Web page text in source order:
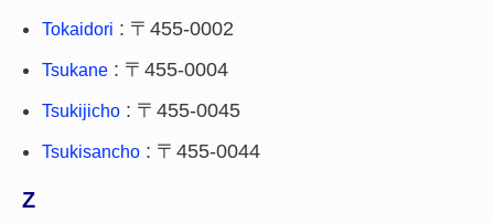
Tokaidori : 〒455-0002
Tsukane : 〒455-0004
Tsukijicho : 〒455-0045
Tsukisancho : 〒455-0044
Z